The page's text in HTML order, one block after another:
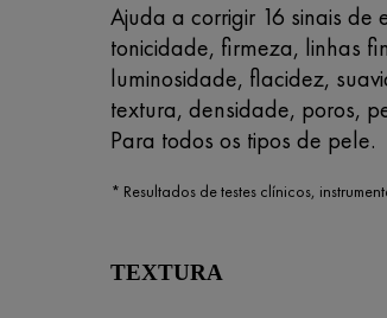
Ajuda a corrigir 16 sinais
tonicidade, firmeza, linhas
luminosidade, flacidez,
textura, densidade, poros,
Para todos os tipos de pele.
* Resultados de testes clínicos,
TEXTURA